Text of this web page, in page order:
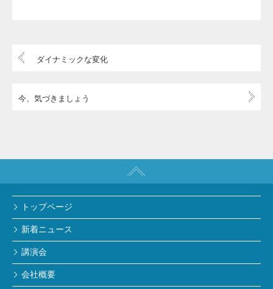
ダイナミックな変化
今、気づきましょう
トップページ
新着ニュース
講演会
会社概要